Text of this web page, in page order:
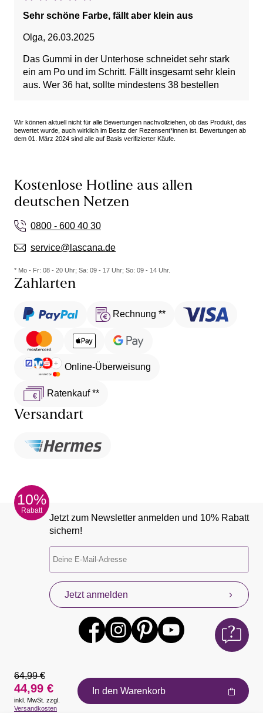
Sehr schöne Farbe, fällt aber klein aus
Olga, 26.03.2025
Das Gummi in der Unterhose schneidet sehr stark
ein am Po und im Schritt. Fällt insgesamt sehr klein
aus. Wer 36 hat, sollte mindestens 38 bestellen
Wir können aktuell nicht für alle Bewertungen nachvollziehen, ob das Produkt, das
bewertet wurde, auch wirklich im Besitz der Rezensent*innen ist. Bewertungen ab
dem 01. März 2024 sind alle auf Basis verifizierter Käufe.
Kostenlose Hotline aus allen
deutschen Netzen
0800 - 600 40 30
service@lascana.de
* Mo - Fr: 08 - 20 Uhr; Sa: 09 - 17 Uhr; So: 09 - 14 Uhr.
Zahlarten
Rechnung **
Online-Überweisung
Ratenkauf **
Versandart
10%
Rabatt
Jetzt zum Newsletter anmelden und 10% Rabatt
sichern!
Jetzt anmelden
Auszeichnungen
64,99 €
44,99 €
inkl. MwSt. zzgl.
Versandkosten
In den Warenkorb